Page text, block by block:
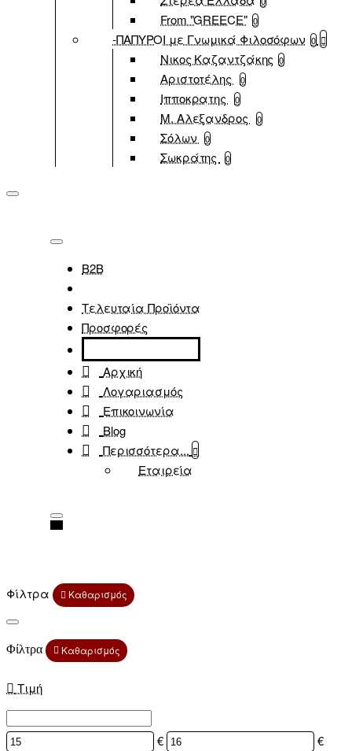
From "GREECE" 0
-ΠΑΠΥΡΟΙ με Γνωμικά Φιλοσόφων 0
Νικος Καζαντζάκης 0
Αριστοτέλης 0
Ιπποκρατης 0
Μ. Αλεξανδρος 0
Σόλων 0
Σωκράτης 0
B2B
Τελευταία Προϊόντα
Προσφορές
Αρχική
Λογαριασμός
Επικοινωνία
Blog
Περισσότερα...
Εταιρεία
Φίλτρα Καθαρισμός
Φίλτρα Καθαρισμός
Τιμή
€ €